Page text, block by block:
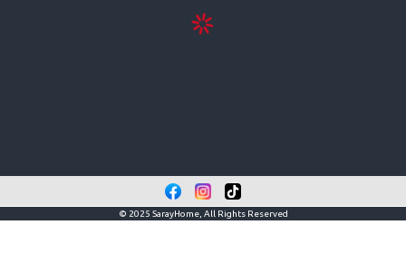
© 2025 SarayHome, All Rights Reserved